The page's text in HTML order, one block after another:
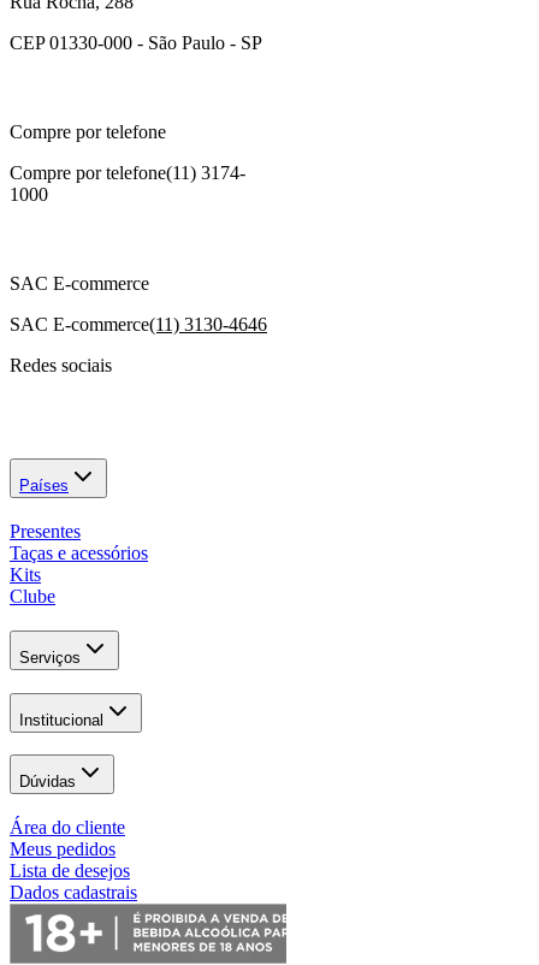
CEP 01330-000 - São Paulo - SP
Compre por telefone
Compre por telefone(11) 3174-
1000
SAC E-commerce
SAC E-commerce(11) 3130-4646
Redes sociais
Países
Presentes
Taças e acessórios
Kits
Clube
Serviços
Institucional
Dúvidas
Área do cliente
Meus pedidos
Lista de desejos
Dados cadastrais